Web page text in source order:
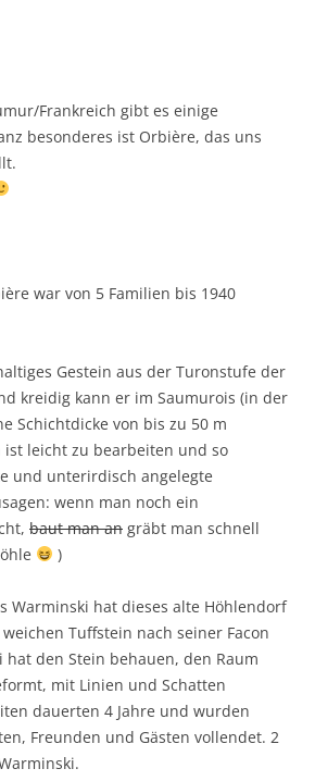
Frankreich gibt es einige
besonderes ist Orbière, das uns
war von 5 Familien bis 1940
Gestein aus der Turonstufe der
kreidig kann er im Saumurois (in der
Schichtdicke von bis zu 50 m
ist leicht zu bearbeiten und so
und unterirdisch angelegte
wenn man noch ein
baut man an gräbt man schnell
)
Warminski hat dieses alte Höhlendorf
Tuffstein nach seiner Facon
hat den Stein behauen, den Raum
mit Linien und Schatten
dauerten 4 Jahre und wurden
Freunden und Gästen vollendet. 2